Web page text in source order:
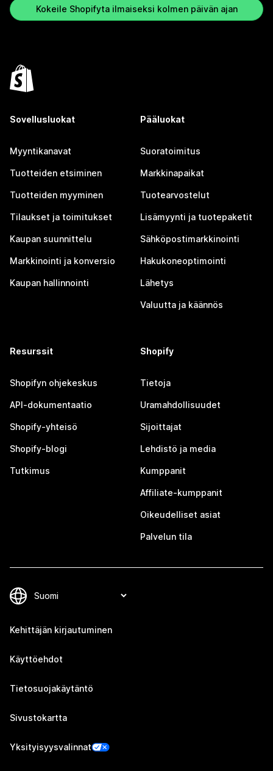
Kokeile Shopifyta ilmaiseksi kolmen päivän ajan
Sovellusluokat
Myyntikanavat
Tuotteiden etsiminen
Tuotteiden myyminen
Tilaukset ja toimitukset
Kaupan suunnittelu
Markkinointi ja konversio
Kaupan hallinnointi
Pääluokat
Suoratoimitus
Markkinapaikat
Tuotearvostelut
Lisämyynti ja tuotepaketit
Sähköpostimarkkinointi
Hakukoneoptimointi
Lähetys
Valuutta ja käännös
Resurssit
Shopifyn ohjekeskus
API-dokumentaatio
Shopify-yhteisö
Shopify-blogi
Tutkimus
Shopify
Tietoja
Uramahdollisuudet
Sijoittajat
Lehdistö ja media
Kumppanit
Affiliate-kumppanit
Oikeudelliset asiat
Palvelun tila
Kehittäjän kirjautuminen
Käyttöehdot
Tietosuojakäytäntö
Sivustokartta
Yksityisyysvalinnat